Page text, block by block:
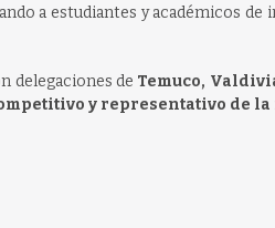
a estudiantes y académicos
delegaciones de Temuco,
y representativo de